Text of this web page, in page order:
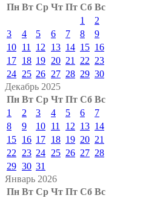
Пн Вт Ср Чт Пт Сб Вс
1
2
3
4 5 6 7 8
9
10 11 12 13 14 15 16
17 18 19 20 21 22 23
24 25 26 27 28 29 30
Декабрь 2025
Пн Вт Ср Чт Пт Сб Вс
1
2 3 4 5 6
7
8
9 10 11 12 13 14
15 16 17 18 19 20 21
22
23 24 25 26 27 28
29 30 31
Январь 2026
Пн Вт Ср Чт Пт Сб Вс